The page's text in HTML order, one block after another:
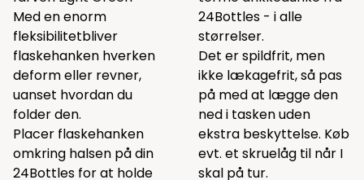
Med en enorm
fleksibilitetbliver
flaskehanken hverken
deform eller revner,
uanset hvordan du
folder den.
Placer flaskehanken
omkring halsen på din
24Bottles for at holde
24Bottles - i alle
størrelser.
Det er spildfrit, men
ikke lækagefrit, så pas
på med at lægge den
ned i tasken uden
ekstra beskyttelse. Køb
evt. et skruelåg til når I
skal på tur.